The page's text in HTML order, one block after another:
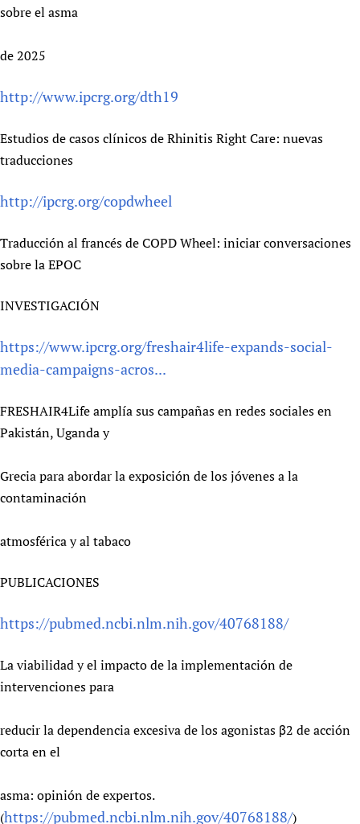
sobre el asma
de 2025
http://www.ipcrg.org/dth19
Estudios de casos clínicos de Rhinitis Right Care: nuevas
traducciones
http://ipcrg.org/copdwheel
Traducción al francés de COPD Wheel: iniciar conversaciones
sobre la EPOC
INVESTIGACIÓN
https://www.ipcrg.org/freshair4life-expands-social-
media-campaigns-acros...
FRESHAIR4Life amplía sus campañas en redes sociales en
Pakistán, Uganda y
Grecia para abordar la exposición de los jóvenes a la
contaminación
atmosférica y al tabaco
PUBLICACIONES
https://pubmed.ncbi.nlm.nih.gov/40768188/
La viabilidad y el impacto de la implementación de
intervenciones para
reducir la dependencia excesiva de los agonistas β2 de acción
corta en el
asma: opinión de expertos.
(https://pubmed.ncbi.nlm.nih.gov/40768188/)